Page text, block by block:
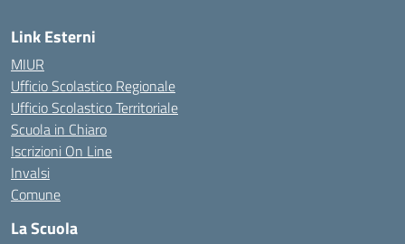
Link Esterni
MIUR
Ufficio Scolastico Regionale
Ufficio Scolastico Territoriale
Scuola in Chiaro
Iscrizioni On Line
Invalsi
Comune
La Scuola